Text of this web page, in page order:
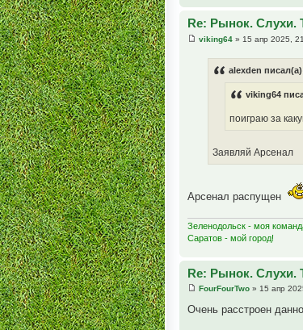
Re: Рынок.
viking64 » 15 апр 2025,
alexden
viking64
поиграю за
Заявляй Арсенал
Арсенал распущен
Зеленодольск - моя
Саратов - мой город!
Re: Рынок. Слухи.
FourFourTwo » 15 апр
Очень расстроен